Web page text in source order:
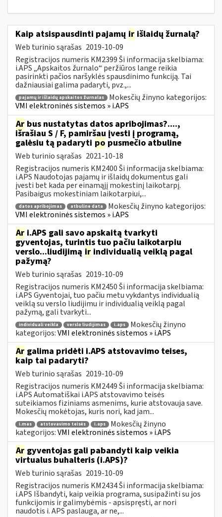
Kaip atsispausdinti pajamų ir išlaidų žurnalą?
Web turinio sąrašas 2019-10-09
Registracijos numeris KM2399 Ši informacija skelbiama:
i.APS „Apskaitos žurnalo“ peržiūros lange reikia
pasirinkti pačios naršyklės spausdinimo funkciją. Tai
dažniausiai galima padaryti, pvz.,...
pajamų ir išlaidų apskaitos žurnalas
Mokesčių žinyno kategorijos:
VMI elektroninės sistemos » i.APS
Ar bus nustatytas datos apribojimas?....,
išrašiau S / F, pamiršau įvesti į programą,
galėsiu tą padaryti po pusmečio atbuline
Web turinio sąrašas 2021-10-18
Registracijos numeris KM2400 Ši informacija skelbiama:
i.APS Naudotojas pajamų ir išlaidų dokumentus gali
įvesti bet kada per einamąjį mokestinį laikotarpį.
Pasibaigus mokestiniam laikotarpiui,...
datos apribojimas atbuline data
Mokesčių žinyno kategorijos:
VMI elektroninės sistemos » i.APS
Ar i.APS gali savo apskaitą tvarkyti
gyventojas, turintis tuo pačiu laikotarpiu
verslo...liudijimą ir individualią veiklą pagal
pažymą?
Web turinio sąrašas 2019-10-09
Registracijos numeris KM2450 Ši informacija skelbiama:
i.APS Gyventojai, tuo pačiu metu vykdantys individualią
veiklą su verslo liudijimu ir individualią veiklą pagal
pažymą, gali tvarkyti...
individuali veikla verslo liudijimas i.aps
Mokesčių žinyno
kategorijos:VMI elektroninės sistemos » i.APS
Ar galima pridėti i.APS atstovavimo teises,
kaip tai padaryti?
Web turinio sąrašas 2019-10-09
Registracijos numeris KM2449 Ši informacija skelbiama:
i.APS Automatiškai i.APS atstovavimo teisės
suteikiamos fiziniams asmenims, kurie atstovauja save.
Mokesčių mokėtojas, kuris nori, kad jam...
i.mas atstovavimo teisės i.aps
Mokesčių žinyno
kategorijos:VMI elektroninės sistemos » i.APS
Ar gyventojas gali pabandyti kaip veikia
virtualus buhalteris (i.APS)?
Web turinio sąrašas 2019-10-09
Registracijos numeris KM2434 Ši informacija skelbiama:
i.APS Išbandyti, kaip veikia programa, susipažinti su jos
funkcijomis ir galimybėmis - apsispręsti, ar nori
naudotis i. APS paslauga, ar ne,...